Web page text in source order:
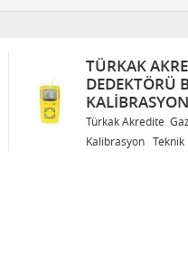
Bakım ve